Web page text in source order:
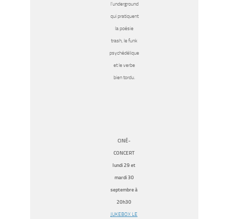
l’underground
qui pratiquent
la poésie
trash, le funk
psychédélique
et le verbe
bien tordu.
CINÉ-
CONCERT
lundi 29 et
mardi 30
septembre à
20h30
JUKEBOX LE